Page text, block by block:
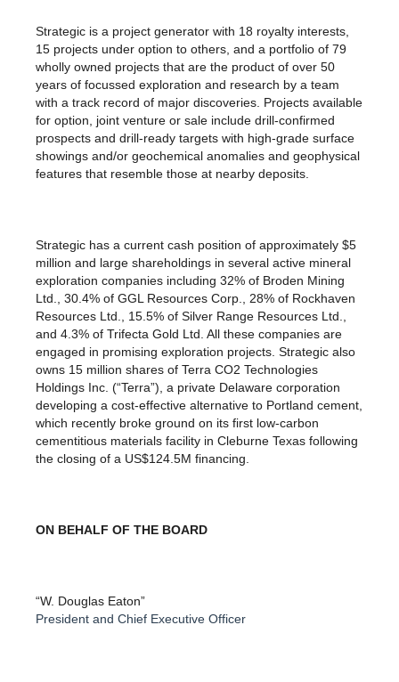
Strategic is a project generator with 18 royalty interests,
15 projects under option to others, and a portfolio of 79
wholly owned projects that are the product of over 50
years of focussed exploration and research by a team
with a track record of major discoveries. Projects available
for option, joint venture or sale include drill-confirmed
prospects and drill-ready targets with high-grade surface
showings and/or geochemical anomalies and geophysical
features that resemble those at nearby deposits.
Strategic has a current cash position of approximately $5
million and large shareholdings in several active mineral
exploration companies including 32% of Broden Mining
Ltd., 30.4% of GGL Resources Corp., 28% of Rockhaven
Resources Ltd., 15.5% of Silver Range Resources Ltd.,
and 4.3% of Trifecta Gold Ltd. All these companies are
engaged in promising exploration projects. Strategic also
owns 15 million shares of Terra CO2 Technologies
Holdings Inc. (“Terra”), a private Delaware corporation
developing a cost-effective alternative to Portland cement,
which recently broke ground on its first low-carbon
cementitious materials facility in Cleburne Texas following
the closing of a US$124.5M financing.
ON BEHALF OF THE BOARD
“W. Douglas Eaton”
President and Chief Executive Officer